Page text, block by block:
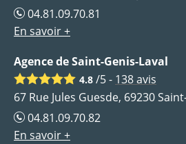
04.81.09.70.81
En savoir +
Agence de Saint-Genis-Laval
4.8 /5 - 138avis
67 Rue Jules Guesde, 69230
04.81.09.70.82
En savoir +